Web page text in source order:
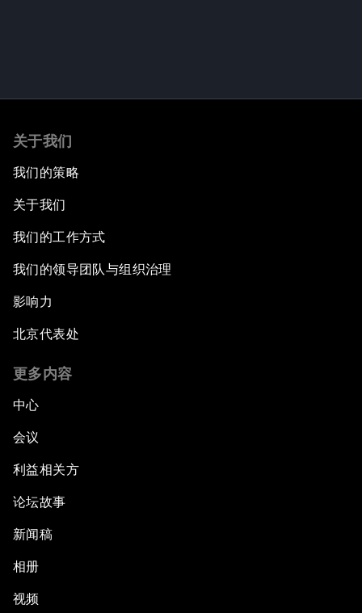
关于我们
我们的策略
关于我们
我们的工作方式
我们的领导团队与组织治理
影响力
北京代表处
更多内容
中心
会议
利益相关方
论坛故事
新闻稿
相册
视频